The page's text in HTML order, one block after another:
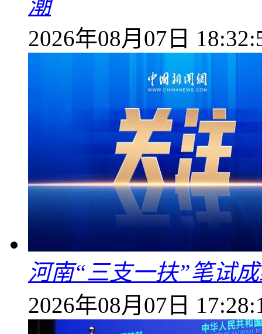
潮
2026年08月07日
河南“三支一扶”笔试
2026年08月07日